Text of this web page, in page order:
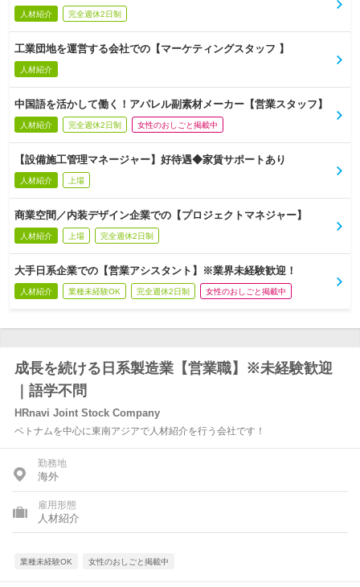
人材紹介 完全週休2日制
工業団地を運営する会社での【マーケティングスタッフ 】
人材紹介
中国語を活かして働く！アパレル副素材メーカー【営業スタッフ】
人材紹介 完全週休2日制 女性のおしごと掲載中
【設備施工管理マネージャー】好待遇◆家賃サポートあり
人材紹介 上場
商業空間／内装デザイン企業での【プロジェクトマネジャー】
人材紹介 上場 完全週休2日制
大手日系企業での【営業アシスタント】※業界未経験歓迎！
人材紹介 業種未経験OK 完全週休2日制 女性のおしごと掲載中
成長を続ける日系製造業【営業職】※未経験歓迎
｜語学不問
HRnavi Joint Stock Company
ベトナムを中心に東南アジアで人材紹介を行う会社です！
勤務地
海外
雇用形態
人材紹介
業種未経験OK 女性のおしごと掲載中